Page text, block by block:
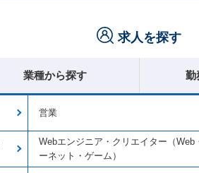
求人を探す
業種から探す 勤
営業
Webエンジニア・クリエイター（Web
ーネット・ゲーム）